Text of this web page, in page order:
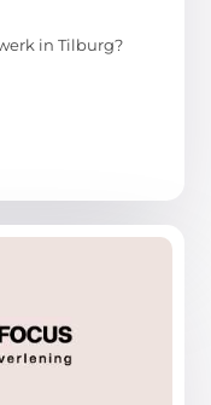
in Tilburg?